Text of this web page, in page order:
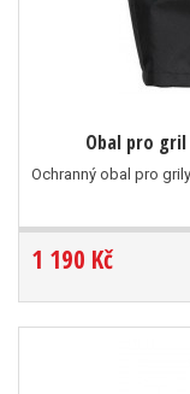
Obal pro gril
Ochranný obal pro
1 190 Kč